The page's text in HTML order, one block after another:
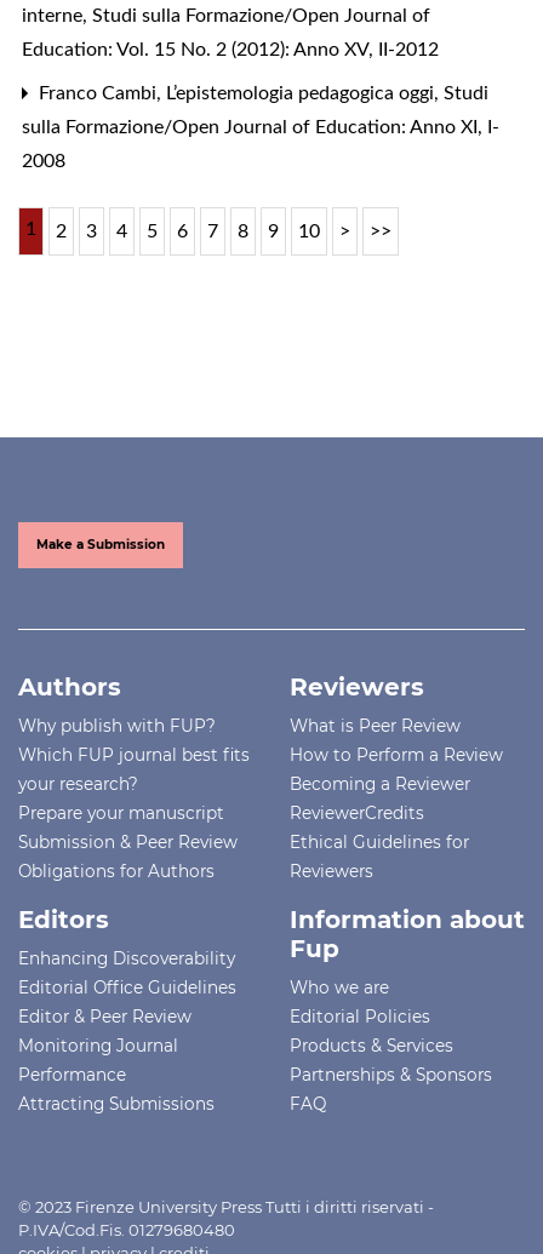
interne, Studi sulla Formazione/Open Journal of
Education: Vol. 15 No. 2 (2012): Anno XV, II-2012
Franco Cambi, L’epistemologia pedagogica oggi, Studi
sulla Formazione/Open Journal of Education: Anno XI, I-
2008
1 2 3 4 5 6 7 8 9 10 > >>
Make a Submission
Authors
Why publish with FUP?
Which FUP journal best fits
your research?
Prepare your manuscript
Submission & Peer Review
Obligations for Authors
Reviewers
What is Peer Review
How to Perform a Review
Becoming a Reviewer
ReviewerCredits
Ethical Guidelines for
Reviewers
Editors
Enhancing Discoverability
Editorial Office Guidelines
Editor & Peer Review
Monitoring Journal
Performance
Attracting Submissions
Information about
Fup
Who we are
Editorial Policies
Products & Services
Partnerships & Sponsors
FAQ
© 2023 Firenze University Press Tutti i diritti riservati -
P.IVA/Cod.Fis. 01279680480